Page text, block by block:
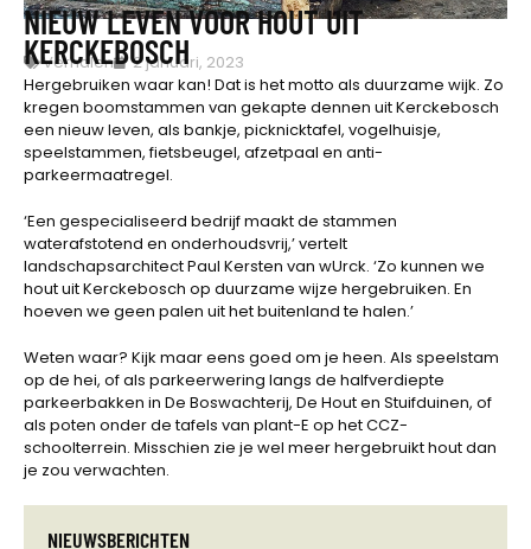
NIEUW LEVEN VOOR HOUT UIT
KERCKEBOSCH
Verhalen
2 januari, 2023
Hergebruiken waar kan! Dat is het motto als duurzame wijk. Zo
kregen boomstammen van gekapte dennen uit Kerckebosch
een nieuw leven, als bankje, picknicktafel, vogelhuisje,
speelstammen, fietsbeugel, afzetpaal en anti-
parkeermaatregel.
‘Een gespecialiseerd bedrijf maakt de stammen
waterafstotend en onderhoudsvrij,’ vertelt
landschapsarchitect Paul Kersten van wUrck. ‘Zo kunnen we
hout uit Kerckebosch op duurzame wijze hergebruiken. En
hoeven we geen palen uit het buitenland te halen.’
Weten waar? Kijk maar eens goed om je heen. Als speelstam
op de hei, of als parkeerwering langs de halfverdiepte
parkeerbakken in De Boswachterij, De Hout en Stuifduinen, of
als poten onder de tafels van plant-E op het CCZ-
schoolterrein. Misschien zie je wel meer hergebruikt hout dan
je zou verwachten.
NIEUWSBERICHTEN